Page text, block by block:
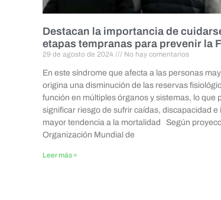
Destacan la importancia de
etapas tempranas para prevenir la
29 de agosto de 2024 No hay comentarios
En este síndrome que afecta a las personas
origina una disminución de las reservas
función en múltiples órganos y sistemas, lo que
significar riesgo de sufrir caídas, discapacidad e
mayor tendencia a la mortalidad Según
Organización Mundial de
Leer más »